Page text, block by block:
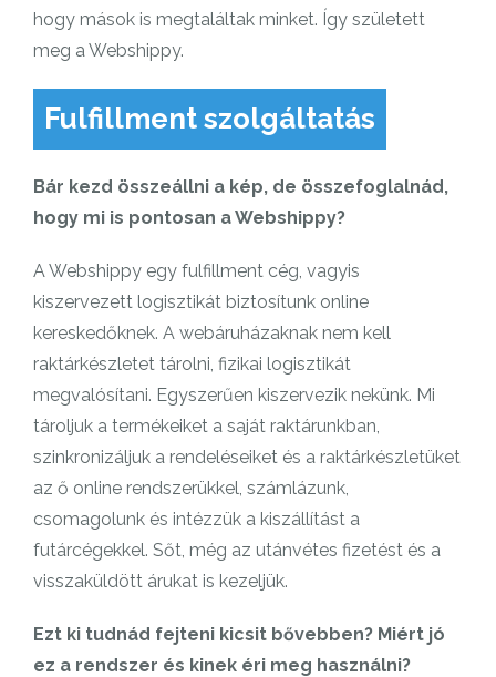
hogy mások is megtaláltak minket. Így született
meg a Webshippy.
Fulfillment szolgáltatás
Bár kezd összeállni a kép, de összefoglalnád,
hogy mi is pontosan a Webshippy?
A Webshippy egy fulfillment cég, vagyis
kiszervezett logisztikát biztosítunk online
kereskedőknek. A webáruházaknak nem kell
raktárkészletet tárolni, fizikai logisztikát
megvalósítani. Egyszerűen kiszervezik nekünk. Mi
tároljuk a termékeiket a saját raktárunkban,
szinkronizáljuk a rendeléseiket és a raktárkészletüket
az ő online rendszerükkel, számlázunk,
csomagolunk és intézzük a kiszállítást a
futárcégekkel. Sőt, még az utánvétes fizetést és a
visszaküldött árukat is kezeljük.
Ezt ki tudnád fejteni kicsit bővebben? Miért jó
ez a rendszer és kinek éri meg használni?